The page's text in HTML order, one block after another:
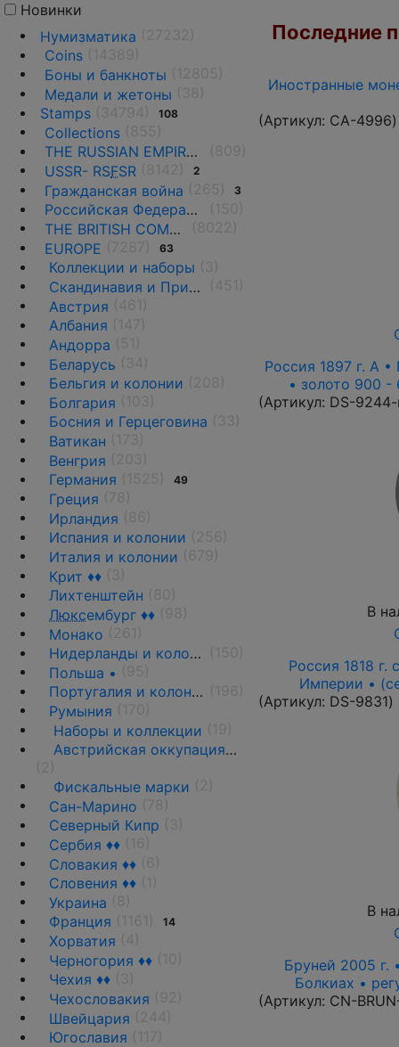
Новинки
Нумизматика
Coins
Боны и банкноты
Медали и жетоны
Stamps
108
Collections
THE RUSSIAN EMPIRE UNTIL 1917.
USSR- RSFSR 2
Гражданская война 3
Российская Федерация(1992 г.-н.д.)
THE BRITISH COMMONWEALTH
EUROPE
63
Коллекции и наборы
Скандинавия и Прибалтика
Австрия
Албания
Андорра
Беларусь
Бельгия и колонии
Болгария
Босния и Герцеговина
Ватикан
Венгрия
Германия
49
Греция
Ирландия
Испания и колонии
Италия и колонии
Крит ♦♦
Лихтенштейн
Люксембург ♦♦
Монако
Нидерланды и колонии
Польша •
Португалия и колонии
Румыния
Наборы и коллекции
Австрийская оккупация 1917-1918 гг.
Фискальные марки
Сан-Марино
Северный Кипр
Сербия ♦♦
Словакия ♦♦
Словения ♦♦
Украина
Франция
14
Хорватия
Черногория ♦♦
Чехия ♦♦
Чехословакия
Швейцария
Югославия
Последние
Иностранные
(Артикул: CA-4996)
Россия 1897 г. А
• золото 900 -
(Артикул: DS-
В
Россия 1818 г.
Империи •
(Артикул: DS-9831)
В
Бруней 2005 г.
Болкиах •
(Артикул: CN-